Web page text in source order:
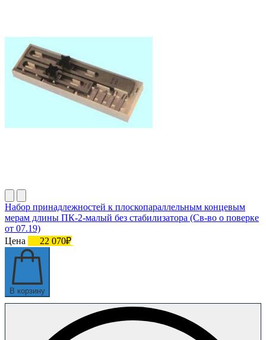
Набор принадлежностей к плоскопараллельным концевым
мерам длины ПК-2-малый без стабилизатора (Св-во о поверке
от 07.19)
Цена
22 070₽
В корзину